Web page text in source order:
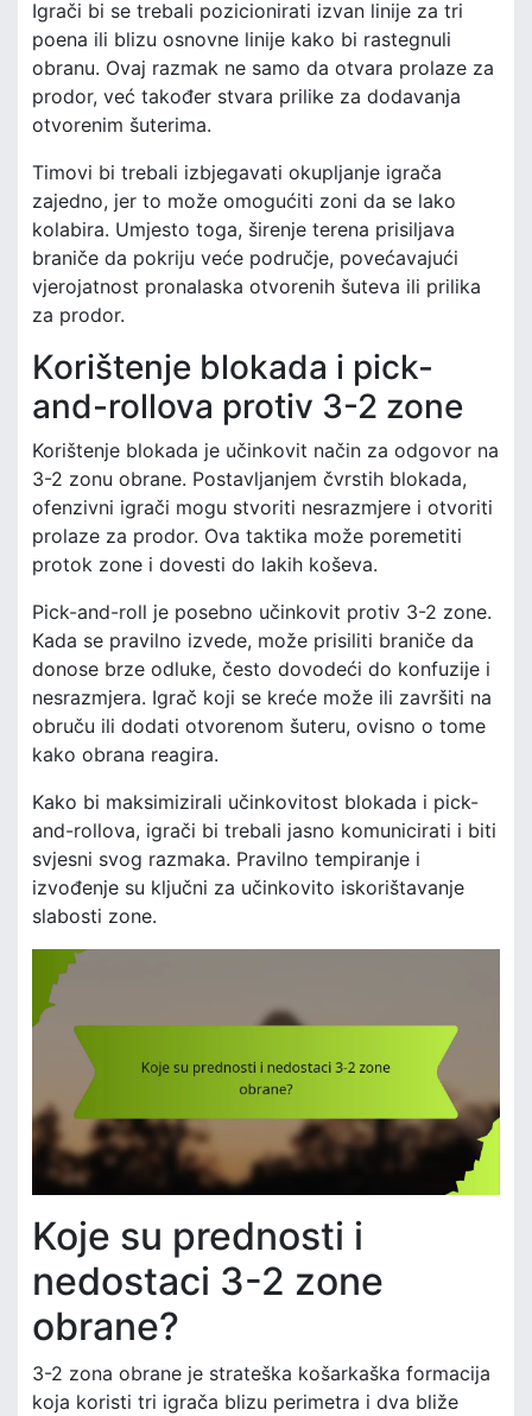
Igrači bi se trebali pozicionirati izvan linije za tri
poena ili blizu osnovne linije kako bi rastegnuli
obranu. Ovaj razmak ne samo da otvara prolaze za
prodor, već također stvara prilike za dodavanja
otvorenim šuterima.
Timovi bi trebali izbjegavati okupljanje igrača
zajedno, jer to može omogućiti zoni da se lako
kolabira. Umjesto toga, širenje terena prisiljava
braniče da pokriju veće područje, povećavajući
vjerojatnost pronalaska otvorenih šuteva ili prilika
za prodor.
Korištenje blokada i pick-
and-rollova protiv 3-2 zone
Korištenje blokada je učinkovit način za odgovor na
3-2 zonu obrane. Postavljanjem čvrstih blokada,
ofenzivni igrači mogu stvoriti nesrazmjere i otvoriti
prolaze za prodor. Ova taktika može poremetiti
protok zone i dovesti do lakih koševa.
Pick-and-roll je posebno učinkovit protiv 3-2 zone.
Kada se pravilno izvede, može prisiliti braniče da
donose brze odluke, često dovodeći do konfuzije i
nesrazmjera. Igrač koji se kreće može ili završiti na
obruču ili dodati otvorenom šuteru, ovisno o tome
kako obrana reagira.
Kako bi maksimizirali učinkovitost blokada i pick-
and-rollova, igrači bi trebali jasno komunicirati i biti
svjesni svog razmaka. Pravilno tempiranje i
izvođenje su ključni za učinkovito iskorištavanje
slabosti zone.
Koje su prednosti i
nedostaci 3-2 zone
obrane?
3-2 zona obrane je strateška košarkaška formacija
koja koristi tri igrača blizu perimetra i dva bliže